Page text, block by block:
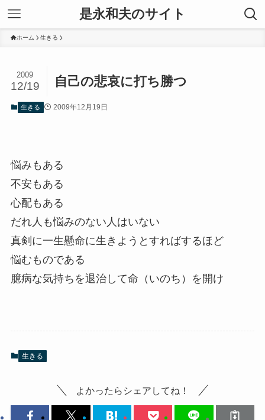
是永和夫のサイト
ホーム 生きる
自己の悲哀に打ち勝つ
2009
12/19
生きる 2009年12月19日
悩みもある
不安もある
心配もある
だれ人も悩みのない人はいない
真剣に一生懸命に生きようとすればするほど
悩むものである
臆病な気持ちを退治して命（いのち）を開け
生きる
よかったらシェアしてね！